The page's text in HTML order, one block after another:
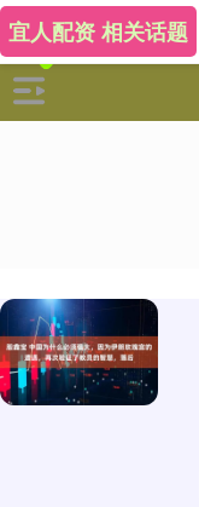
宜人配资 相关话题